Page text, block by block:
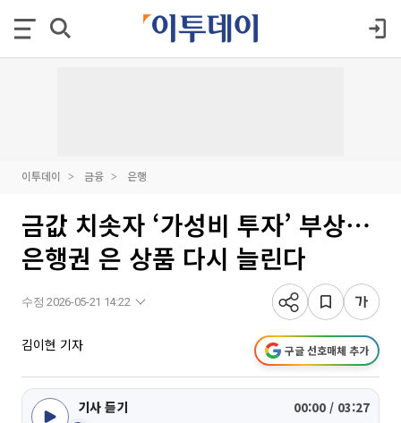
이투데이 금융 은행
금값 치솟자 ‘가성비 투자’ 부상⋯
은행권 은 상품 다시 늘린다
수정 2026-05-21 14:22
김이현 기자 구글 선호매체 추가
기사 듣기 00:00 / 03:27